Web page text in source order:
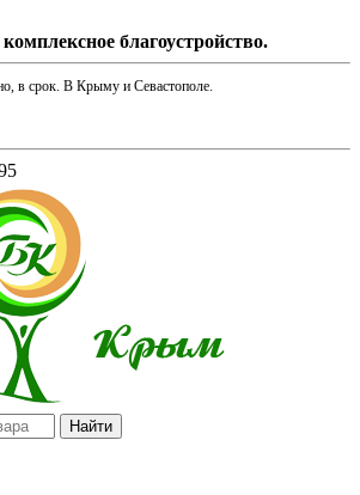
благоустройство.
в срок. В Крыму и Севастополе.